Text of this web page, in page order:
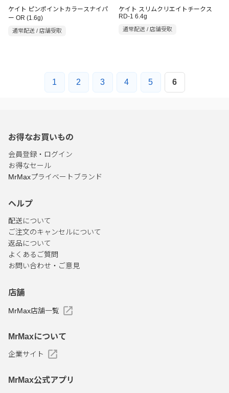
ケイト ピンポイントカラースナイパ
ー OR (1.6g)
通常配送 / 店舗受取
ケイト スリムクリエイトチークス
RD-1 6.4g
通常配送 / 店舗受取
1 2 3 4 5 6
お得なお買いもの
会員登録・ログイン
お得なセール
MrMaxプライベートブランド
ヘルプ
配送について
ご注文のキャンセルについて
返品について
よくあるご質問
お問い合わせ・ご意見
店舗
MrMax店舗一覧
MrMaxについて
企業サイト
MrMax公式アプリ